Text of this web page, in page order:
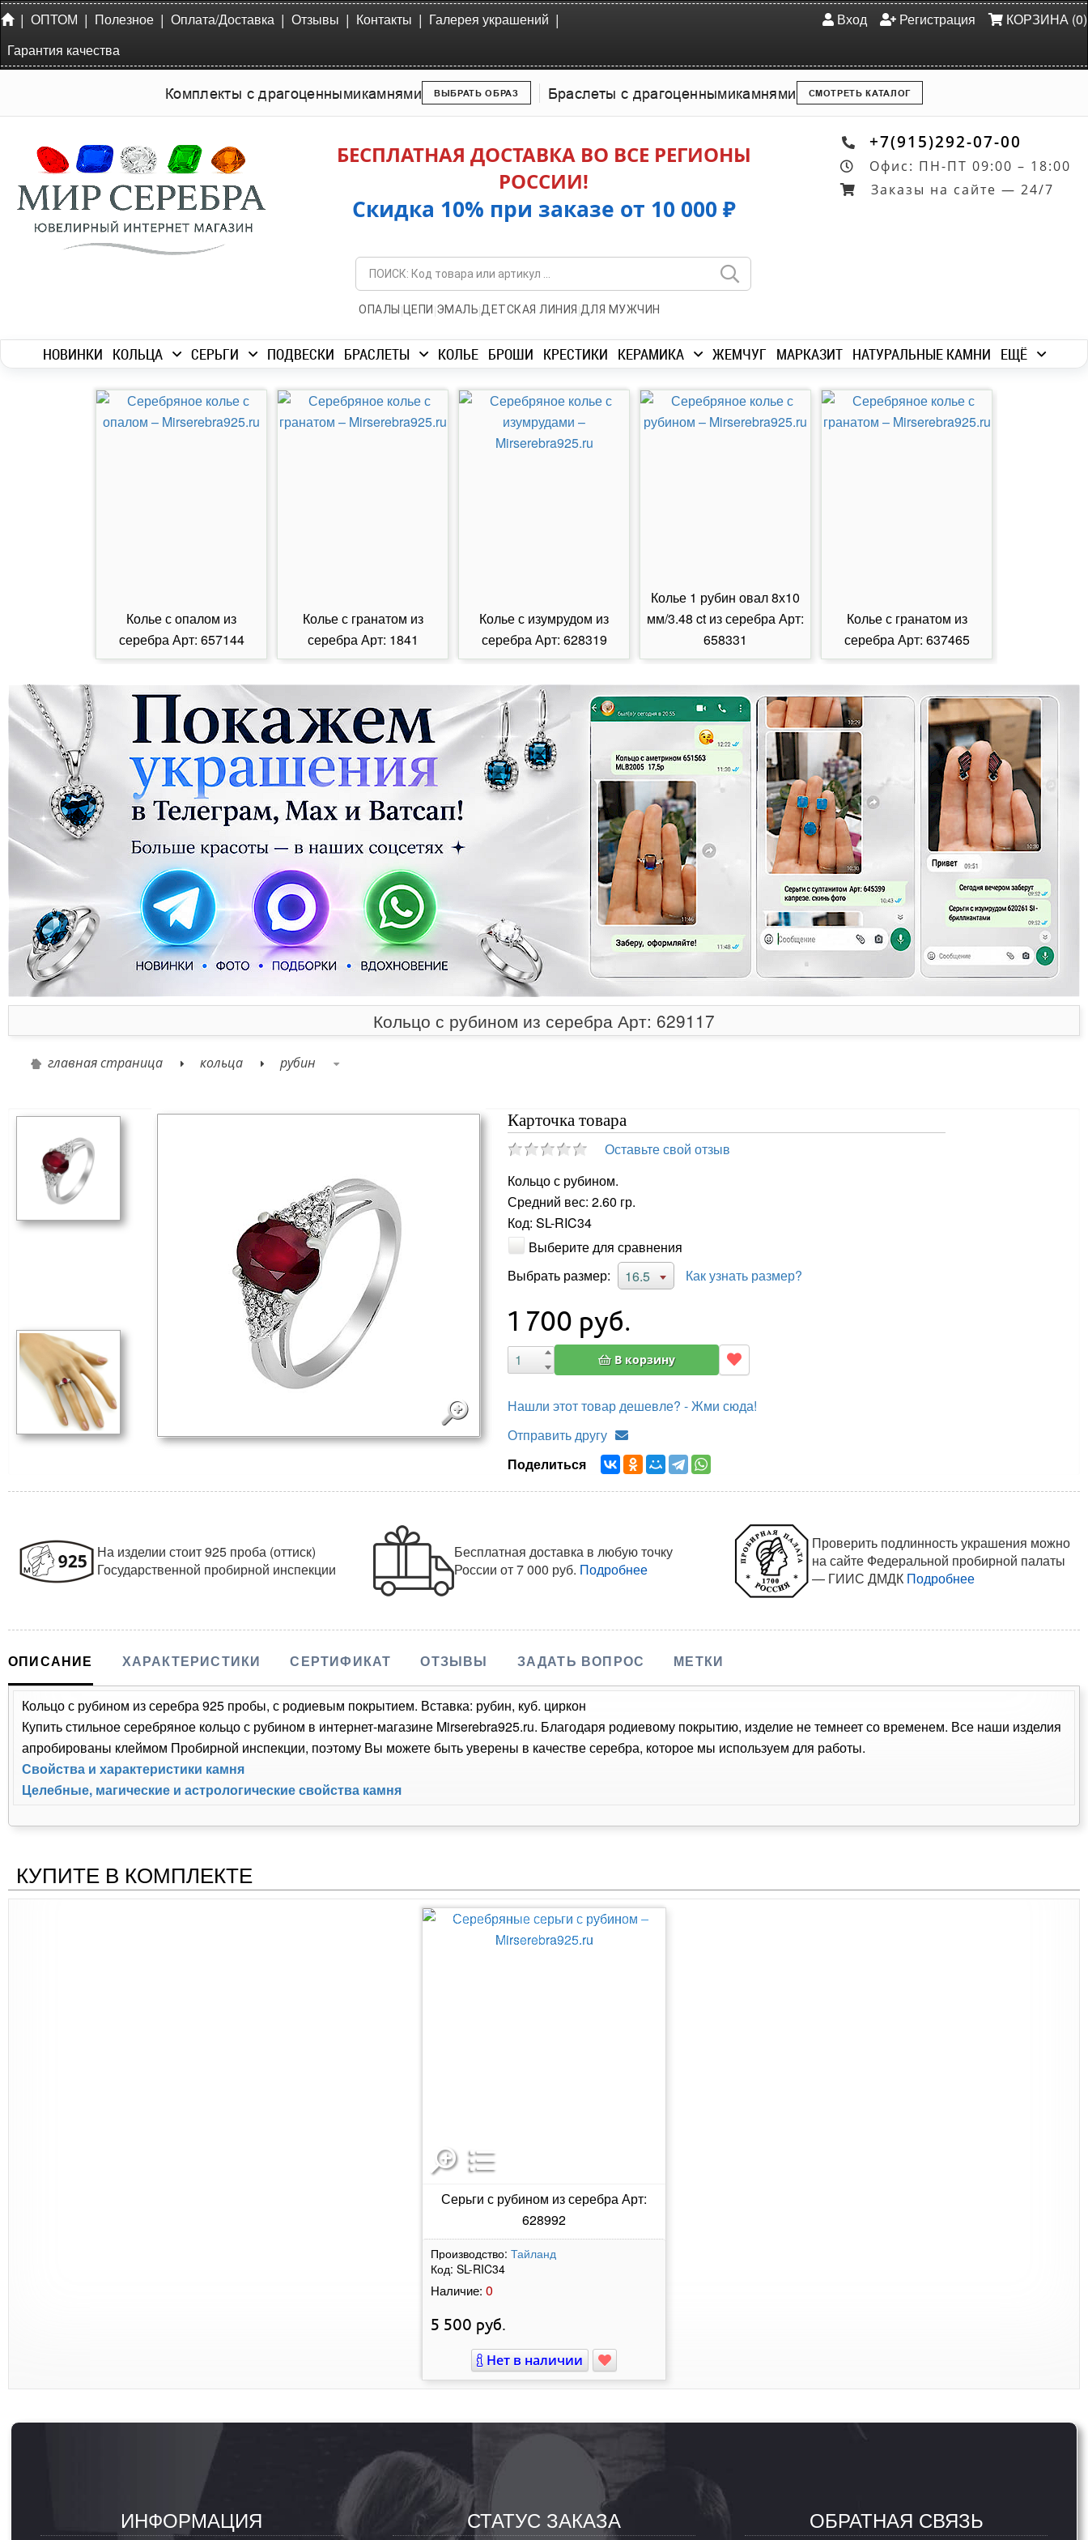
| ОПТОМ | Полезное | Оплата/Доставка | Отзывы | Контакты | Галерея украшений |
Гарантия качества
Вход Регистрация КОРЗИНА (0)
Комплекты с драгоценнымикамнями ВЫБРАТЬ ОБРАЗ Браслеты с драгоценнымикамнями СМОТРЕТЬ КАТАЛОГ
БЕСПЛАТНАЯ ДОСТАВКА ВО ВСЕ РЕГИОНЫ
РОССИИ!
Скидка 10% при заказе от 10 000 ₽
ОПАЛЫ | ЦЕПИ |ЭМАЛЬ|ДЕТСКАЯ ЛИНИЯ |ДЛЯ МУЖЧИН
+7(915)292-07-00
Офис: ПН-ПТ 09:00 – 18:00
Заказы на сайте — 24/7
НОВИНКИ КОЛЬЦА СЕРЬГИ ПОДВЕСКИ БРАСЛЕТЫ КОЛЬЕ БРОШИ КРЕСТИКИ КЕРАМИКА ЖЕМЧУГ МАРКАЗИТ НАТУРАЛЬНЫЕ КАМНИ ЕЩЁ
Колье с опалом из
серебра Арт: 657144
Колье с гранатом из
серебра Арт: 1841
Колье с изумрудом из
серебра Арт: 628319
Колье 1 рубин овал 8х10
мм/3.48 ct из серебра Арт:
658331
Колье с гранатом из
серебра Арт: 637465
Кольцо с рубином из серебра Арт: 629117
главная страница кольца рубин
Карточка товара
Оставьте свой отзыв
Кольцо с рубином.
Средний вес: 2.60 гр.
Код: SL-RIC34
Выберите для сравнения
Выбрать размер:
16.5 Как узнать размер?
1 700 руб.
В корзину
Нашли этот товар дешевле? - Жми сюда!
Отправить другу
Поделиться
На изделии стоит 925 проба (оттиск)
Государственной пробирной инспекции
Бесплатная доставка в любую точку
Россииот 7 000 руб. Подробнее
Проверить подлинность украшения можно
на сайте Федеральной пробирной палаты
— ГИИС ДМДК Подробнее
ОПИСАНИЕ ХАРАКТЕРИСТИКИ СЕРТИФИКАТ ОТЗЫВЫ ЗАДАТЬ ВОПРОС МЕТКИ
Кольцо с рубином из серебра 925 пробы, с родиевым покрытием. Вставка: рубин, куб. циркон
Купить стильное серебряное кольцо с рубином в интернет-магазине Mirserebra925.ru. Благодаря родиевому покрытию, изделие не темнеет со временем. Все наши изделия
апробированы клеймом Пробирной инспекции, поэтому Вы можете быть уверены в качестве серебра, которое мы используем для работы.
Свойства и характеристики камня
Целебные, магические и астрологические свойства камня
КУПИТЕ В КОМПЛЕКТЕ
Серьги с рубином из серебра Арт:
628992
Производство: Тайланд
Код: SL-RIC34
Наличие: 0
5 500 руб.
Нет в наличии
ИНФОРМАЦИЯ СТАТУС ЗАКАЗА ОБРАТНАЯ СВЯЗЬ